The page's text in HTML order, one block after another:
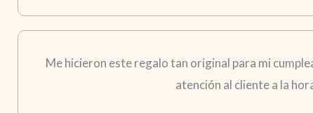
Me hicieron este regalo tan original para mi
atención al cliente a la